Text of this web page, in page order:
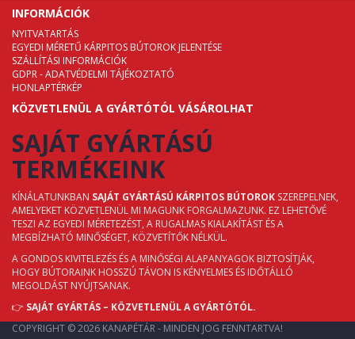
INFORMÁCIÓK
NYITVATARTÁS
EGYEDI MÉRETŰ KÁRPITOS BÚTOROK JELENTÉSE
SZÁLLÍTÁSI INFORMÁCIÓK
GDPR - ADATVÉDELMI TÁJÉKOZTATÓ
HONLAPTÉRKÉP
KÖZVETLENÜL A GYÁRTÓTÓL VÁSÁROLHAT
SAJÁT GYÁRTÁSÚ
TERMÉKEINK
KÍNÁLATUNKBAN SAJÁT GYÁRTÁSÚ KÁRPITOS BÚTOROK SZEREPELNEK,
AMELYEKET KÖZVETLENÜL MI MAGUNK FORGALMAZUNK. EZ LEHETŐVÉ
TESZI AZ EGYEDI MÉRETEZÉST, A RUGALMAS KIALAKÍTÁST ÉS A
MEGBÍZHATÓ MINŐSÉGET, KÖZVETÍTŐK NÉLKÜL.
A GONDOS KIVITELEZÉS ÉS A MINŐSÉGI ALAPANYAGOK BIZTOSÍTJÁK,
HOGY BÚTORAINK HOSSZÚ TÁVON IS KÉNYELMES ÉS IDŐTÁLLÓ
MEGOLDÁST NYÚJTSANAK.
👉 SAJÁT GYÁRTÁS – KÖZVETLENÜL A GYÁRTÓTÓL.
COPYRIGHT © 2026 KANAPÉTÁR - MINDEN JOG FENNTARTVA!